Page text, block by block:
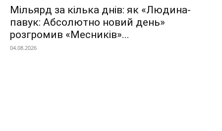
Мільярд за кілька днів: як «Людина-
павук: Абсолютно новий день»
розгромив «Месників»...
04.08.2026